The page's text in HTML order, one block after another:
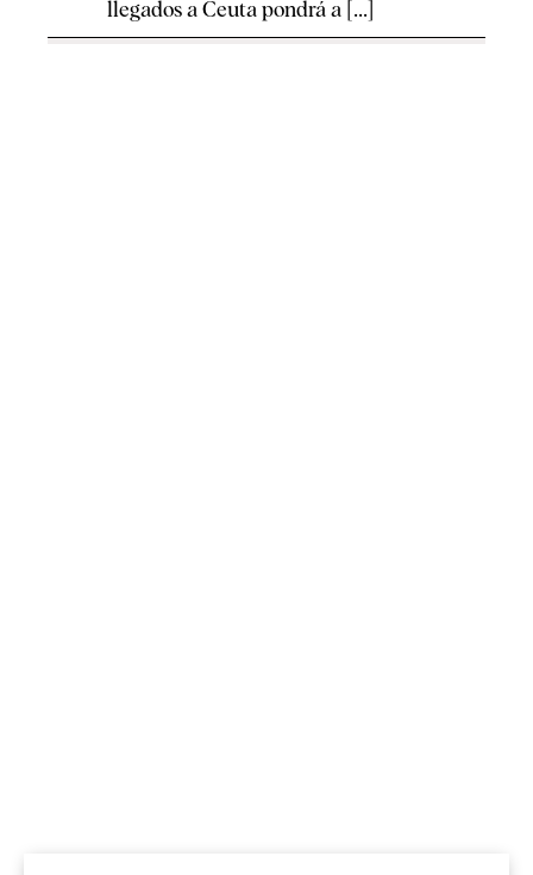
llegados a Ceuta pondrá a [...]